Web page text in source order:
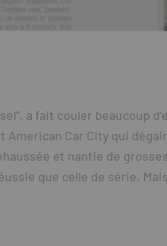
a fait couler beaucoup
American Car City qui
et nantie de
que celle de série. Mais